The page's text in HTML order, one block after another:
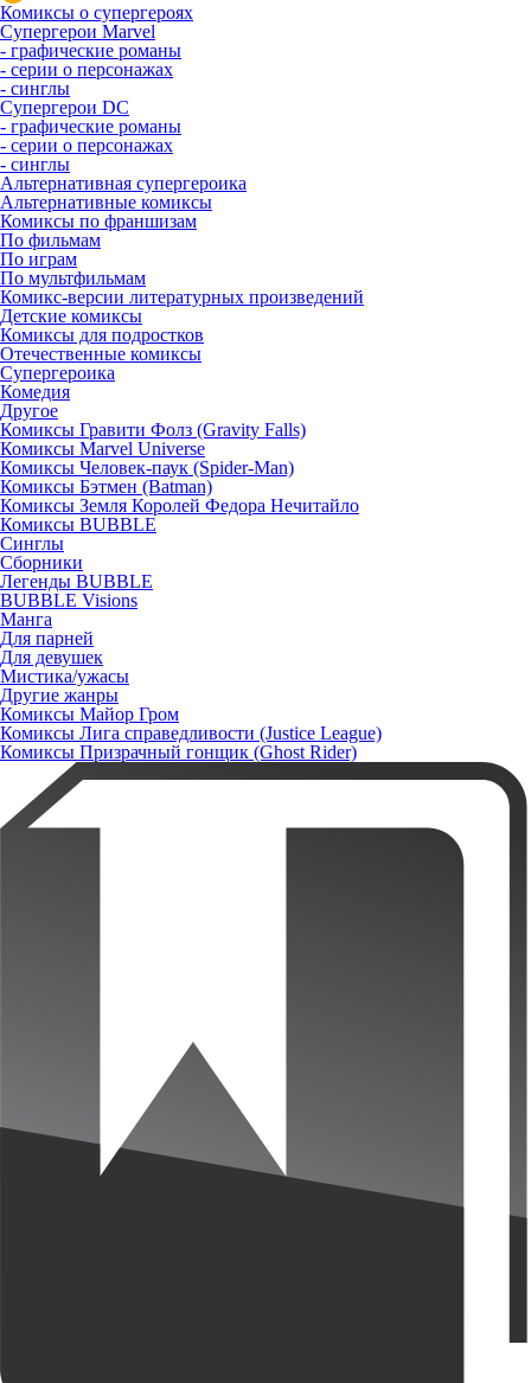
Комиксы о супергероях
Супергерои Marvel
- графические романы
- серии о персонажах
- синглы
Супергерои DC
- графические романы
- серии о персонажах
- синглы
Альтернативная супергероика
Альтернативные комиксы
Комиксы по франшизам
По фильмам
По играм
По мультфильмам
Комикс-версии литературных произведений
Детские комиксы
Комиксы для подростков
Отечественные комиксы
Супергероика
Комедия
Другое
Комиксы Гравити Фолз (Gravity Falls)
Комиксы Marvel Universe
Комиксы Человек-паук (Spider-Man)
Комиксы Бэтмен (Batman)
Комиксы Земля Королей Федора Нечитайло
Комиксы BUBBLE
Синглы
Сборники
Легенды BUBBLE
BUBBLE Visions
Манга
Для парней
Для девушек
Мистика/ужасы
Другие жанры
Комиксы Майор Гром
Комиксы Лига справедливости (Justice League)
Комиксы Призрачный гонщик (Ghost Rider)